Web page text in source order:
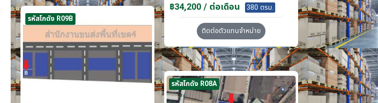
฿34,200 / ต่อเดือน 380 ตรม.
ติดต่อตัวแทนจำหน่าย
รหัสโกดัง R09B
รหัสโกดัง R08A